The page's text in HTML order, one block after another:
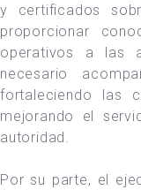
y certificados
proporcionar
operativos a las
necesario
fortaleciendo las
mejorando el
autoridad.
Por su parte, el